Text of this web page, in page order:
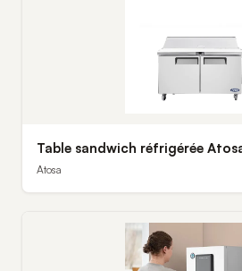
Table sandwich réfrigérée
Atosa